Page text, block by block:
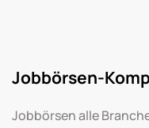
Jobbörsen-
Jobbörsen alle